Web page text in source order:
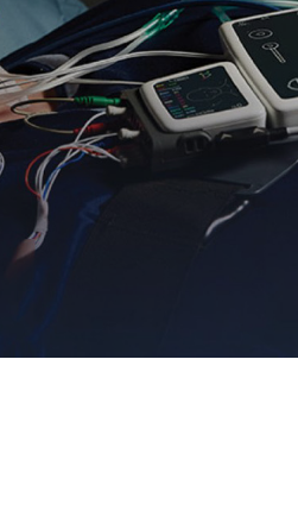
prisma 25ST 20Aplus
25STplus tech
VENTImotion 2
VENTImotion
advance
VENTIlogic LS
慢性阻塞性肺病线下中心
参加会议